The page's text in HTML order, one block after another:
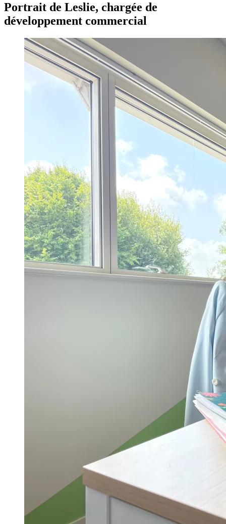
Portrait de Leslie, chargée de
développement commercial